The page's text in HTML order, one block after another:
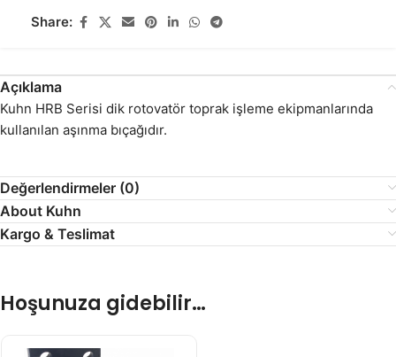
Share:
Açıklama
Kuhn HRB Serisi dik rotovatör toprak işleme ekipmanlarında
kullanılan aşınma bıçağıdır.
Değerlendirmeler (0)
About Kuhn
Kargo & Teslimat
Hoşunuza gidebilir…